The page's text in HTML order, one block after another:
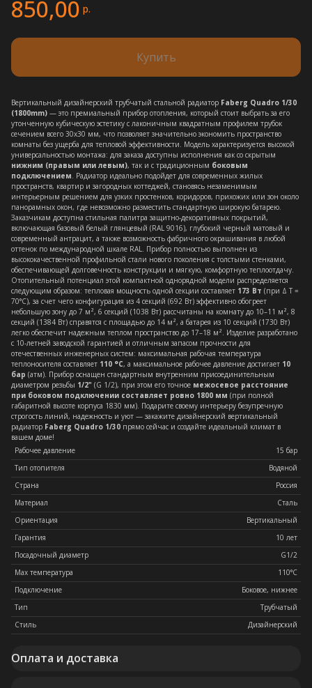
850,00 р.
Купить
Вертикальный дизайнерский трубчатый стальной радиатор Faberg Quadro 1/30
(1800mm) — это премиальный прибор отопления, который стоит выбрать за его
утонченную кубическую эстетику с лаконичным квадратным профилем трубок
сечением всего 30х30 мм, что позволяет значительно экономить пространство
комнаты без ущерба для тепловой эффективности. Модель характеризуется высокой
универсальностью монтажа: для заказа доступны исполнения как со скрытым
нижним (правым или левым), так и с традиционным боковым
подключением. Радиатор идеально подойдет для современных жилых
пространств, квартир и загородных коттеджей, становясь незаменимым
интерьерным решением для узких простенков, коридоров, прихожих или зон около
панорамных окон, где невозможно разместить стандартную широкую батарею.
Заказчикам доступна стильная палитра защитно-декоративных покрытий,
включающая базовый белый глянцевый (RAL 9016), глубокий черный матовый и
современный антрацит, а также возможность фабричного окрашивания в любой
оттенок по международной шкале RAL. Прибор полностью выполнен из
высококачественной профильной стали нового поколения с толстыми стенками,
обеспечивающей долговечность конструкции и мягкую, комфортную теплоотдачу.
Отопительный потенциал этой компактной однорядной модели распределяется
следующим образом: тепловая мощность одной секции составляет 173 Вт (при Δ T =
70°C), за счет чего конфигурация из 4 секций (692 Вт) эффективно обогреет
небольшую зону до 7 м², 6 секций (1038 Вт) рассчитаны на комнату до 10–11 м², 8
секций (1384 Вт) справятся с площадью до 14 м², а батарея из 10 секций (1730 Вт)
легко обеспечит надежным теплом пространство до 17–18 м². Изделие разработано
с 10-летней заводской гарантией и отличным запасом прочности для
отечественных инженерных систем: максимальная рабочая температура
теплоносителя составляет 110 °C, а максимальное рабочее давление достигает 10
бар (атм). Прибор оснащен стандартным внутренним присоединительным
диаметром резьбы 1/2" (G 1/2), при этом его точное межосевое расстояние
при боковом подключении составляет ровно 1800 мм (при полной
габаритной высоте корпуса 1830 мм). Подарите своему интерьеру безупречную
строгость линий, надежность и уют — закажите дизайнерский вертикальный
радиатор Faberg Quadro 1/30 прямо сейчас и создайте идеальный климат в
вашем доме!
Рабочее давление
15 бар
Тип отопителя
Водяной
Страна
Россия
Материал
Сталь
Ориентация
Вертикальный
Гарантия
10 лет
Посадочный диаметр
G1/2
Max температура
110°C
Подключение
Боковое, нижнее
Тип
Трубчатый
Стиль
Дизайнерский
Оплата и доставка